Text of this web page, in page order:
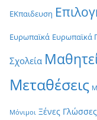
ΕΚπαιδευση
Ευρωπαϊκά Ευρωπαϊκά
Σχολεία
Μεταθέσεις
Μόνιμοι Ξένες Γλώσσες